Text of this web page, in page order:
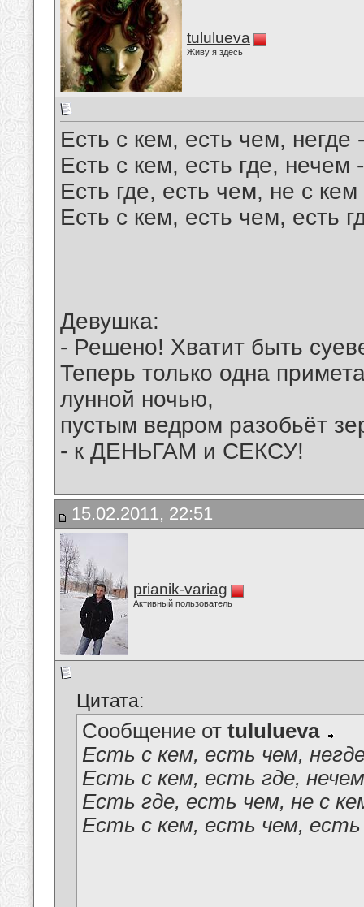
tululueva
Живу я здесь
Есть с кем, есть чем,
Есть с кем, есть где,
Есть где, есть чем, не с
Есть с кем, есть чем,
Девушка:
- Решено! Хватит быть
Теперь только одна
лунной ночью,
пустым ведром разобьёт
- к ДЕНЬГАМ и СЕКСУ!
15.02.2011, 22:51
prianik-variag
Активный пользователь
Цитата:
Сообщение от tululueva
Есть с кем, есть чем,
Есть с кем, есть где,
Есть где, есть чем, не с
Есть с кем, есть чем,